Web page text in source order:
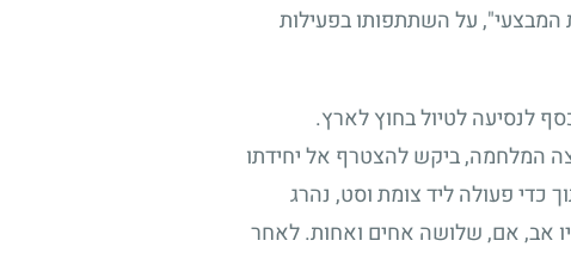
המבצעי", על השתתפותו בפעילות
לנסיעה לטיול בחוץ לארץ.
המלחמה, ביקש להצטרף אל יחידתו
כדי פעולה ליד צומת וסט, נהרג
אב, אם, שלושה אחים ואחות. לאחר